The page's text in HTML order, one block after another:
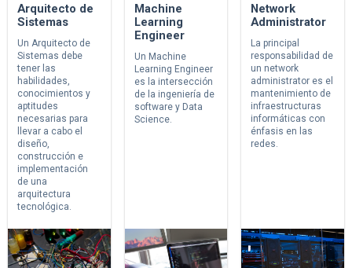
Arquitecto de
Sistemas
Un Arquitecto de
Sistemas debe
tener las
habilidades,
conocimientos y
aptitudes
necesarias para
llevar a cabo el
diseño,
construcción e
implementación
de una
arquitectura
tecnológica.
Machine
Learning
Engineer
Un Machine
Learning Engineer
es la intersección
de la ingeniería de
software y Data
Science.
Network
Administrator
La principal
responsabilidad de
un network
administrator es el
mantenimiento de
infraestructuras
informáticas con
énfasis en las
redes.